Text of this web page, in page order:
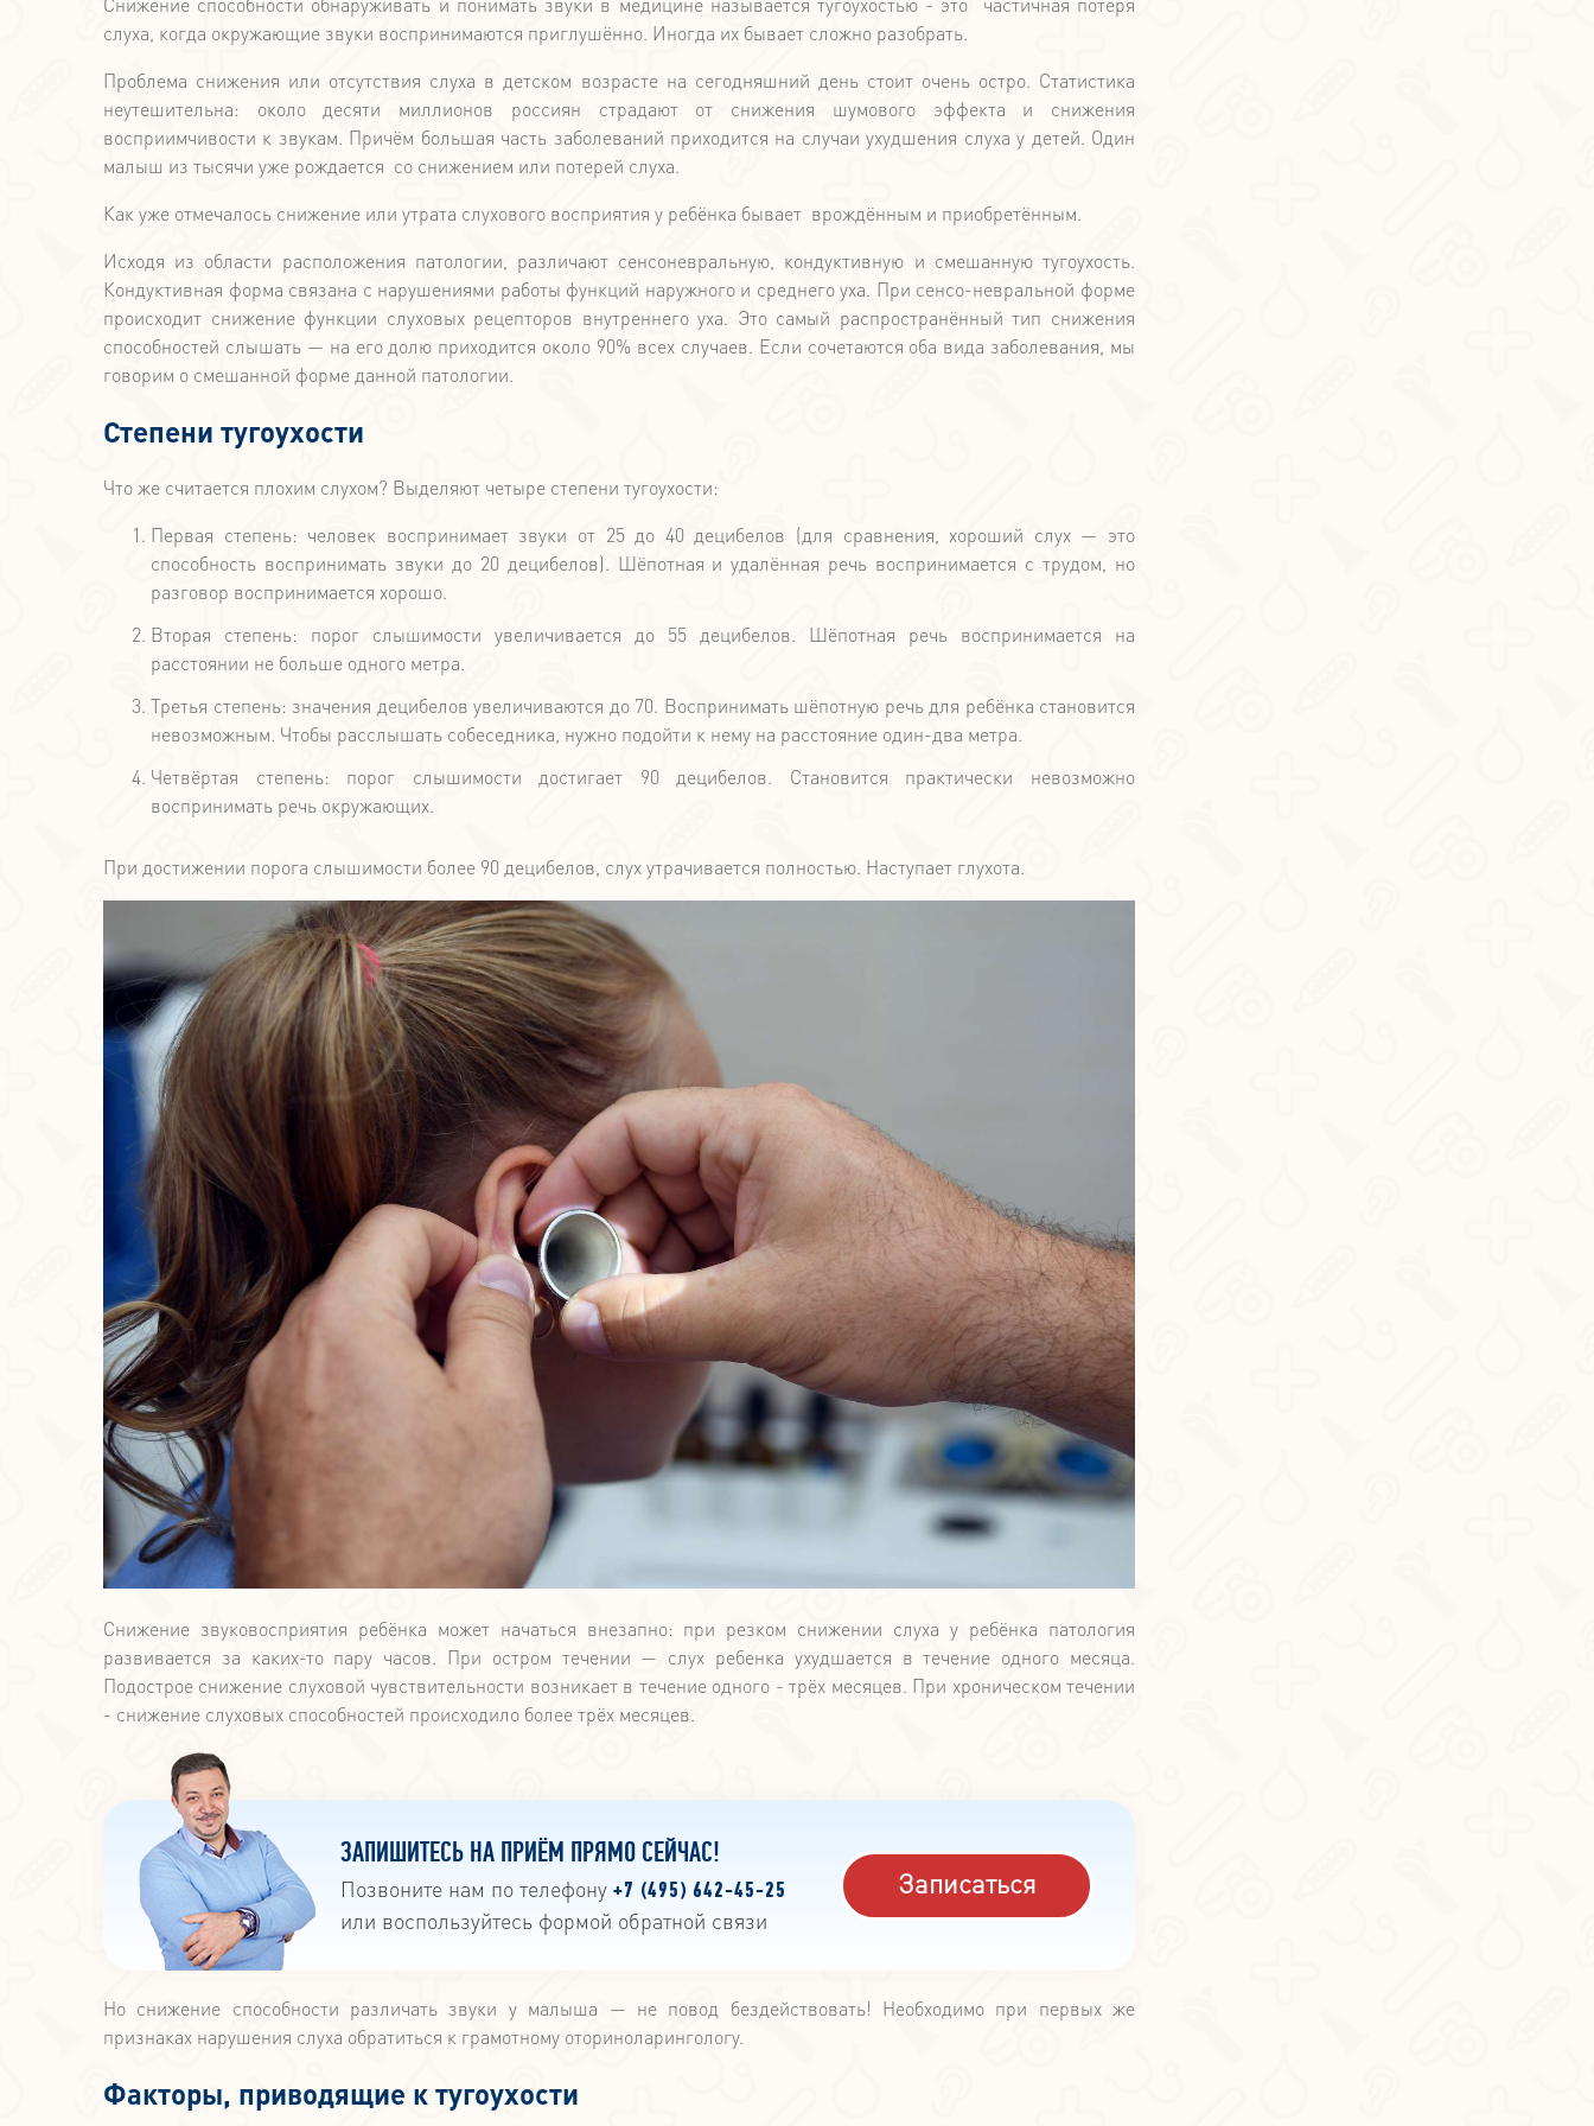
слуха, когда окружающие звуки воспринимаются приглушённо. Иногда их бывает сложно разобрать.
Проблема снижения или отсутствия слуха в детском возрасте на сегодняшний день стоит очень остро. Статистика
неутешительна: около десяти миллионов россиян страдают от снижения шумового эффекта и снижения
восприимчивости к звукам. Причём большая часть заболеваний приходится на случаи ухудшения слуха у детей. Один
малыш из тысячи уже рождается со снижением или потерей слуха.
Как уже отмечалось снижение или утрата слухового восприятия у ребёнка бывает врождённым и приобретённым.
Исходя из области расположения патологии, различают сенсоневральную, кондуктивную и смешанную тугоухость.
Кондуктивная форма связана с нарушениями работы функций наружного и среднего уха. При сенсо-невральной форме
происходит снижение функции слуховых рецепторов внутреннего уха. Это самый распространённый тип снижения
способностей слышать — на его долю приходится около 90% всех случаев. Если сочетаются оба вида заболевания, мы
говорим о смешанной форме данной патологии.
Степени тугоухости
Что же считается плохим слухом? Выделяют четыре степени тугоухости:
Первая степень: человек воспринимает звуки от 25 до 40 децибелов (для сравнения, хороший слух — это
способность воспринимать звуки до 20 децибелов). Шёпотная и удалённая речь воспринимается с трудом, но
разговор воспринимается хорошо.
Вторая степень: порог слышимости увеличивается до 55 децибелов. Шёпотная речь воспринимается на
расстоянии не больше одного метра.
Третья степень: значения децибелов увеличиваются до 70. Воспринимать шёпотную речь для ребёнка становится
невозможным. Чтобы расслышать собеседника, нужно подойти к нему на расстояние один-два метра.
Четвёртая степень: порог слышимости достигает 90 децибелов. Становится практически невозможно
воспринимать речь окружающих.
При достижении порога слышимости более 90 децибелов, слух утрачивается полностью. Наступает глухота.
Снижение звуковосприятия ребёнка может начаться внезапно: при резком снижении слуха у ребёнка патология
развивается за каких-то пару часов. При остром течении — слух ребенка ухудшается в течение одного месяца.
Подострое снижение слуховой чувствительности возникает в течение одного - трёх месяцев. При хроническом течении
- снижение слуховых способностей происходило более трёх месяцев.
ЗАПИШИТЕСЬ НА ПРИЁМ ПРЯМО СЕЙЧАС!
Позвоните нам по телефону +7 (495) 642-45-25
или воспользуйтесь формой обратной связи
Записаться
Но снижение способности различать звуки у малыша — не повод бездействовать! Необходимо при первых же
признаках нарушения слуха обратиться к грамотному оториноларингологу.
Факторы, приводящие к тугоухости